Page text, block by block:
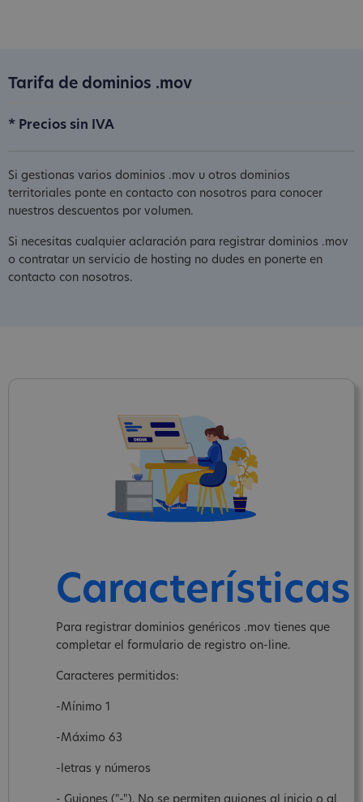
Tarifa de dominios .mov
* Precios sin IVA
Si gestionas varios dominios .mov u otros dominios
territoriales ponte en contacto con nosotros para conocer
nuestros descuentos por volumen.
Si necesitas cualquier aclaración para registrar dominios .mov
o contratar un servicio de hosting no dudes en ponerte en
contacto con nosotros.
Características
Para registrar dominios genéricos .mov tienes que
completar el formulario de registro on-line.
Caracteres permitidos:
-Mínimo 1
-Máximo 63
-letras y números